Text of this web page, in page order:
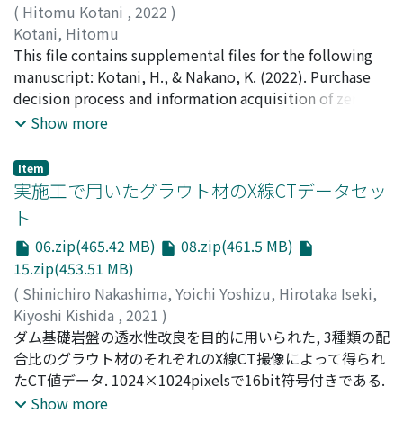
( Hitomu Kotani , 2022 )
Kotani, Hitomu
This file contains supplemental files for the following
manuscript: Kotani, H., & Nakano, K. (2022). Purchase
decision process and information acquisition of zero-
energy houses in Japan. Journal of Asian Architecture
Show more
Item
実施工で用いたグラウト材のX線CTデータセッ
ト
06.zip(465.42 MB)
08.zip(461.5 MB)
15.zip(453.51 MB)
( Shinichiro Nakashima, Yoichi Yoshizu, Hirotaka Iseki,
Kiyoshi Kishida , 2021 )
中島, 伸一郎;吉津, 洋一;井関, 宏嵩;岸田, 潔;Nakashima,
Shinichiro;Yoshizu, Yoichi;Iseki, Hirotaka;Kishida,
Kiyoshi;ナカシマ, シンイチロウ;ヨシズ, ヨウイチ;イセ
キ, ヒロタカ;キシダ, キヨシ
ダム基礎岩盤の透水性改良を目的に用いられた, 3種類の配
合比のグラウト材のそれぞれのX線CT撮像によって得られ
たCT値データ. 1024×1024pixelsで16bit符号付きである.
Show more